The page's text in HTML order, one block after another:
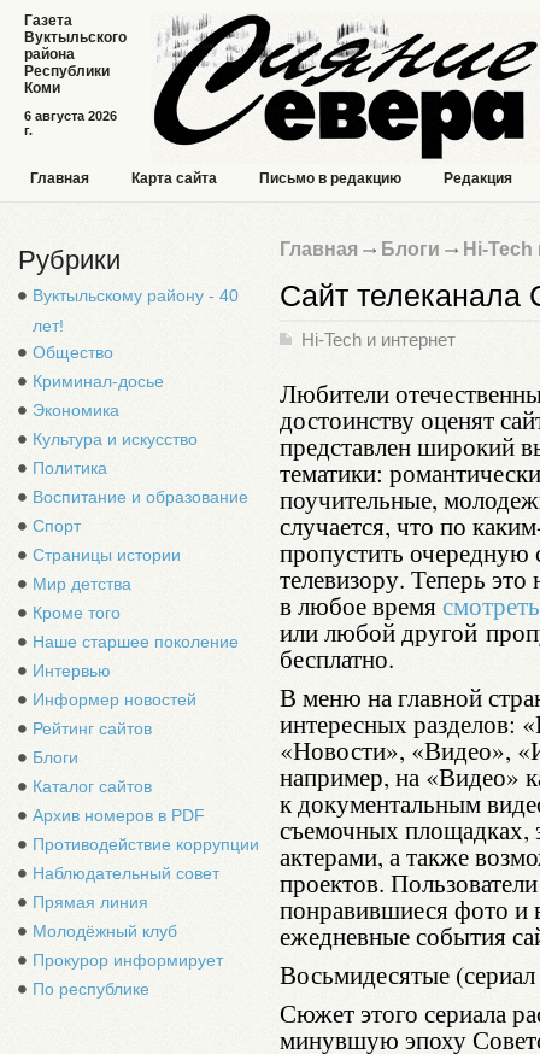
6 августа 2026
г.
Газета
Вуктыльского
района
Республики
Коми
Главная Карта сайта Письмо в редакцию Редакция
Рубрики
Вуктыльскому району - 40
лет!
Общество
Криминал-досье
Экономика
Культура и искусство
Политика
Воспитание и образование
Спорт
Страницы истории
Мир детства
Кроме того
Наше старшее поколение
Интервью
Информер новостей
Рейтинг сайтов
Блоги
Каталог сайтов
Архив номеров в PDF
Противодействие коррупции
Наблюдательный совет
Прямая линия
Молодёжный клуб
Прокурор информирует
По республике
Главная Блоги Hi-Tech
Сайт телеканала
Hi-Tech и интернет
Любители
достоинству оценят
представлен широкий
тематики:
поучительные,
случается, что по
пропустить очередную
телевизору. Теперь
в любое время
или любой другой
бесплатно.
В меню на главной
интересных разделов:
«Новости», «Видео»,
например, на «Видео»
к документальным
съемочных площадках,
актерами, а также
проектов.
понравившиеся фото и
ежедневные события
Восьмидесятые
Сюжет этого сериала
минувшую эпоху